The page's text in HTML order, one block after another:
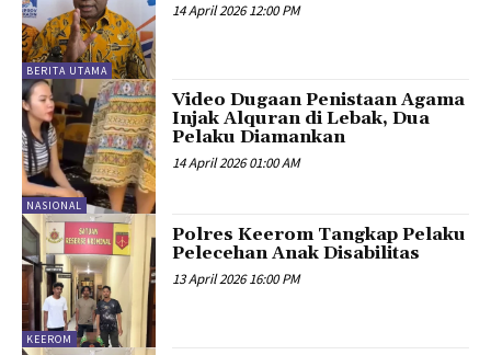
BERITA UTAMA
14 April 2026 12:00 PM
NASIONAL
Video Dugaan Penistaan Agama
Injak Alquran di Lebak, Dua
Pelaku Diamankan
14 April 2026 01:00 AM
KEEROM
Polres Keerom Tangkap Pelaku
Pelecehan Anak Disabilitas
13 April 2026 16:00 PM